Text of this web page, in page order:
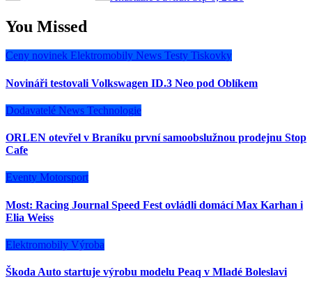
You Missed
Ceny novinek Elektromobily News Testy Tiskovky
Novináři testovali Volkswagen ID.3 Neo pod Oblíkem
Dodavatelé News Technologie
ORLEN otevřel v Braníku první samoobslužnou prodejnu Stop
Cafe
Eventy Motorsport
Most: Racing Journal Speed Fest ovládli domácí Max Karhan i
Elia Weiss
Elektromobily Výroba
Škoda Auto startuje výrobu modelu Peaq v Mladé Boleslavi